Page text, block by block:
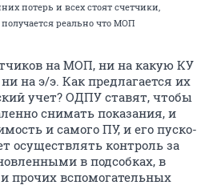
потерь и всех стоят счетчики,
реально что МОП
на МОП, ни на какую КУ
на э/э. Как предлагается их
учет? ОДПУ ставят, чтобы
снимать показания, и
и самого ПУ, и его пуско-
осуществлять контроль за
в подсобках, в
прочих вспомогательных